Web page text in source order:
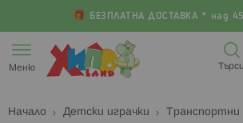
БЕЗПЛАТНА ДОСТАВКА * над
към
съдържанието
Меню Търси
Начало Детски играчки Транспортни